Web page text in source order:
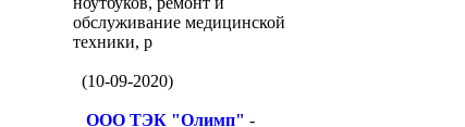
обслуживание медицинской
техники, р
(10-09-2020)
ООО ТЭК "Олимп" -